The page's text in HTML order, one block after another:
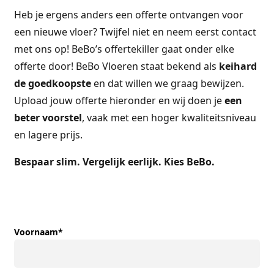
Heb je ergens anders een offerte ontvangen voor
een nieuwe vloer? Twijfel niet en neem eerst contact
met ons op! BeBo’s offertekiller gaat onder elke
offerte door! BeBo Vloeren staat bekend als keihard
de goedkoopsteen dat willen we graag bewijzen.
Upload jouw offerte hieronder en wij doen jeeen
beter voorstel, vaak met een hoger kwaliteitsniveau
en lagere prijs.
Bespaar slim. Vergelijk eerlijk. Kies BeBo.
Voornaam*